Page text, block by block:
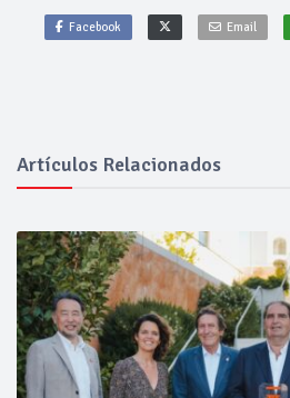
Facebook Email
Artículos Relacionados